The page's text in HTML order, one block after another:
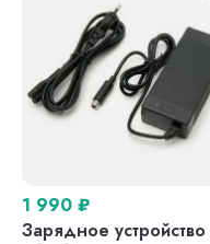
1 990 ₽
Зарядное устройство